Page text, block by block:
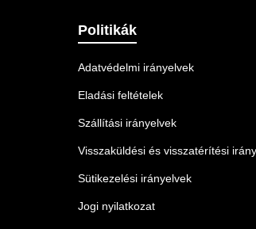
Politikák
Adatvédelmi irányelvek
Eladási feltételek
Szállítási irányelvek
Visszaküldési és visszatérítési
Sütikezelési irányelvek
Jogi nyilatkozat